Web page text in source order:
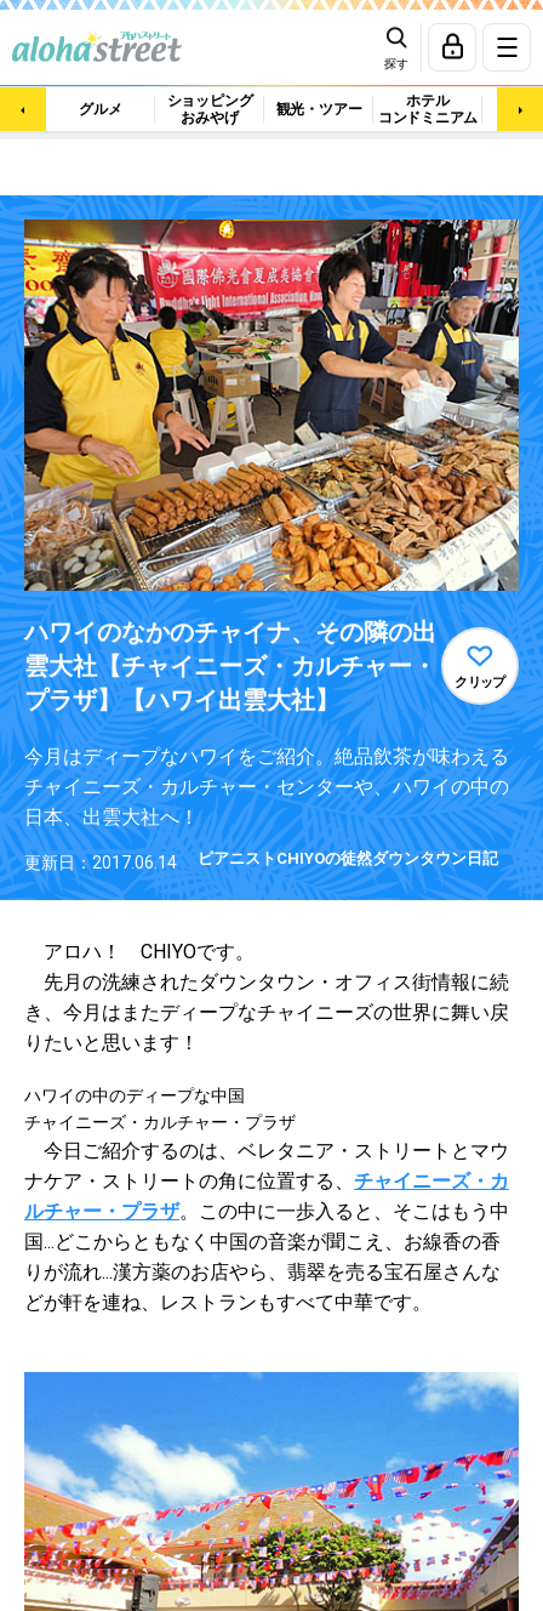
探す
グルメ
ショッピング
おみやげ
観光・ツアー
ホテル
コンドミニアム
マッ
ハワイのなかのチャイナ、その隣の出
雲大社【チャイニーズ・カルチャー・
プラザ】【ハワイ出雲大社】
クリップ
今月はディープなハワイをご紹介。絶品飲茶が味わえる
チャイニーズ・カルチャー・センターや、ハワイの中の
日本、出雲大社へ！
更新日：2017.06.14 ピアニストCHIYOの徒然ダウンタウン日記
アロハ！ CHIYOです。
先月の洗練されたダウンタウン・オフィス街情報に続
き、今月はまたディープなチャイニーズの世界に舞い戻
りたいと思います！
ハワイの中のディープな中国
チャイニーズ・カルチャー・プラザ
今日ご紹介するのは、ベレタニア・ストリートとマウ
ナケア・ストリートの角に位置する、 チャイニーズ・カ
ルチャー・プラザ。この中に一歩入ると、そこはもう中
国...どこからともなく中国の音楽が聞こえ、お線香の香
りが流れ...漢方薬のお店やら、翡翠を売る宝石屋さんな
どが軒を連ね、レストランもすべて中華です。